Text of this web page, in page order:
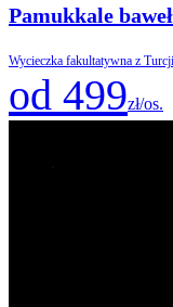
Pamukkale
Wycieczka fakultatywna z
od 499zł/os.